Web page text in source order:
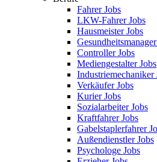
Fahrer Jobs
LKW-Fahrer Jobs
Hausmeister Jobs
Controller Jobs
Mediengestalter Jobs
Industriemechaniker
Verkäufer Jobs
Kurier Jobs
Sozialarbeiter Jobs
Kraftfahrer Jobs
Gabelstaplerfahrer
Außendienstler Jobs
Psychologe Jobs